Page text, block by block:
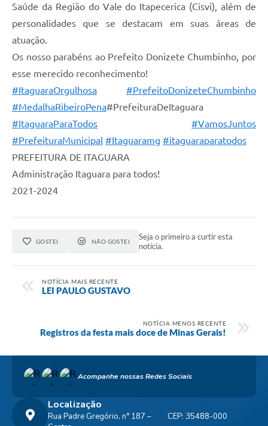
Saúde da Região do Vale do Itapecerica (Cisvi), além de
personalidades que se destacam em suas áreas de
atuação.
Os nosso parabéns ao Prefeito Donizete Chumbinho, por
esse merecido reconhecimento!
#ItaguaraOrgulhosa
#PrefeitoDonizeteChumbinho
#MedalhaRibeiroPena#PrefeituraDeItaguara
#ItaguaraParaTodos
#VamosJuntos
#PrefeituraMunicipal #Itaguaramg #itaguaraparatodos
PREFEITURA DE ITAGUARA⠀
Administração Itaguara para todos!⠀
2021-2024
GOSTEI NÃO GOSTEI
Seja o primeiro a curtir esta
notícia.
NOTÍCIA MAIS RECENTE
LEI PAULO GUSTAVO
NOTÍCIA MENOS RECENTE
Registros da festa mais doce de Minas Gerais!
Acompanhe nossas Redes Sociais
Localização
Rua Padre Gregório, n° 187 –
CEP: 35488-000